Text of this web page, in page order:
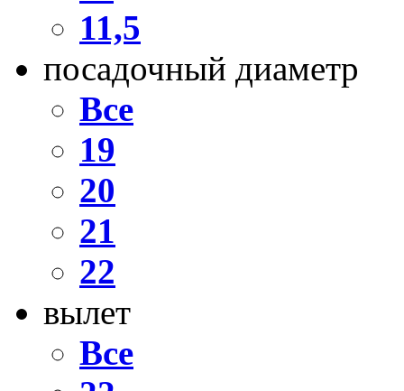
11,5
посадочный диаметр
Все
19
20
21
22
вылет
Все